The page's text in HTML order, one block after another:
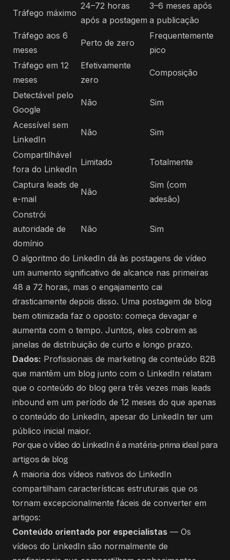
Tráfego máximo
24–72 horas
após a postagem
3–6 meses após
a publicação
Tráfego aos 6
meses
Perto de zero
Frequentemente
pico
Tráfego em 12
meses
Efetivamente
zero
Composição
Detectável pelo
Google
Não Sim
Acessível sem
LinkedIn
Não Sim
Compartilhável
fora do LinkedIn
Limitado Totalmente
Captura leads de
e-mail
Não
Sim (com
adesão)
Constrói
autoridade de
domínio
Não Sim
O algoritmo do LinkedIn dá às postagens de vídeo
um aumento significativo de alcance nas primeiras
48 a 72 horas, mas o engajamento cai
drasticamente depois disso. Uma postagem de blog
bem otimizada faz o oposto: começa devagar e
aumenta com o tempo. Juntos, eles cobrem as
janelas de distribuição de curto e longo prazo.
Dados: Profissionais de marketing de conteúdo B2B
que mantêm um blog junto com o LinkedIn relatam
que o conteúdo do blog gera três vezes mais leads
inbound em um período de 12 meses do que apenas
o conteúdo do LinkedIn, apesar do LinkedIn ter um
público inicial maior.
Por que o vídeo do LinkedIn é a matéria-prima ideal para
artigos de blog
A maioria dos vídeos nativos do LinkedIn
compartilham características estruturais que os
tornam excepcionalmente fáceis de converter em
artigos:
Conteúdo orientado por especialistas — Os
vídeos do LinkedIn são normalmente de